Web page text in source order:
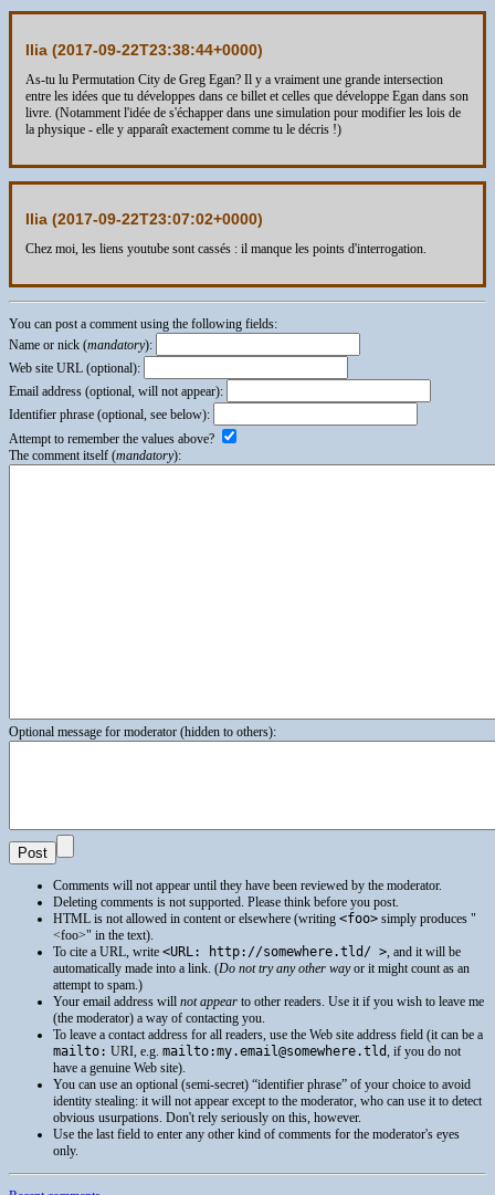
Ilia (2017-09-22T23:38:44+0000)
As-tu lu Permutation City de Greg Egan? Il y a vraiment une grande intersection
entre les idées que tu développes dans ce billet et celles que développe Egan dans son
livre. (Notamment l'idée de s'échapper dans une simulation pour modifier les lois de
la physique - elle y apparaît exactement comme tu le décris !)
Ilia (2017-09-22T23:07:02+0000)
Chez moi, les liens youtube sont cassés : il manque les points d'interrogation.
You can post a comment using the following fields:
Name or nick (mandatory):
Web site URL (optional):
Email address (optional, will not appear):
Identifier phrase (optional, see below):
Attempt to remember the values above?
The comment itself (mandatory):
Optional message for moderator (hidden to others):
Comments will not appear until they have been reviewed by the moderator.
Deleting comments is not supported. Please think before you post.
HTML is not allowed in content or elsewhere (writing <foo> simply produces
<foo>
in the text).
To cite a URL, write <URL: http://somewhere.tld/ >, and it will be
automatically made into a link. (Do not try any other wayor it might count as an
attempt to spam.)
Your email address will not appear to other readers. Use it if you wish to leave me
(the moderator) a way of contacting you.
To leave a contact address for all readers, use the Web site address field (it can be a
mailto: URI, e.g. mailto:my.email@somewhere.tld, if you do not
have a genuine Web site).
You can use an optional (semi-secret) “identifier phrase” of your choice to avoid
identity stealing: it will not appear except to the moderator, who can use it to detect
obvious usurpations. Don't rely seriously on this, however.
Use the last field to enter any other kind of comments for the moderator's eyes
only.